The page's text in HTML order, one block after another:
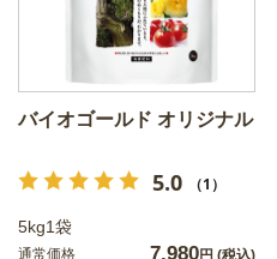
バイオゴールド オリジナル
5.0 （1）
5kg1袋
通常価格 7,980円 (税込)